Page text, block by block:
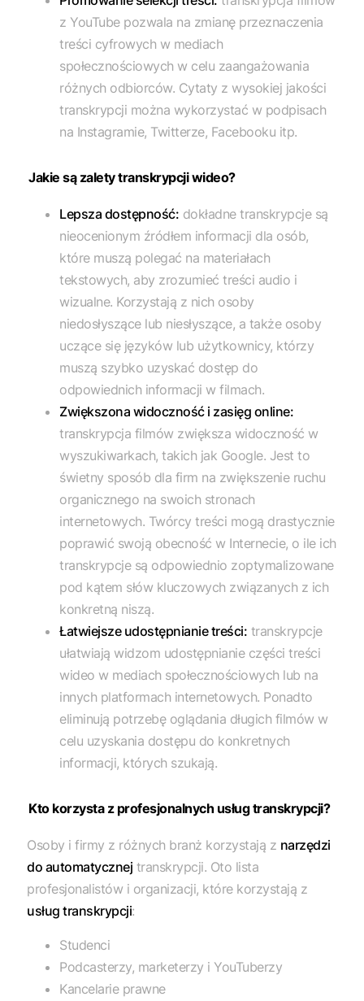
z YouTube pozwala na zmianę przeznaczenia
treści cyfrowych w mediach
społecznościowych w celu zaangażowania
różnych odbiorców. Cytaty z wysokiej jakości
transkrypcji można wykorzystać w podpisach
na Instagramie, Twitterze, Facebooku itp.
Jakie są zalety transkrypcji wideo?
Lepsza dostępność: dokładne transkrypcje są
nieocenionym źródłem informacji dla osób,
które muszą polegać na materiałach
tekstowych, aby zrozumieć treści audio i
wizualne. Korzystają z nich osoby
niedosłyszące lub niesłyszące, a także osoby
uczące się języków lub użytkownicy, którzy
muszą szybko uzyskać dostęp do
odpowiednich informacji w filmach.
Zwiększona widoczność i zasięg online:
transkrypcja filmów zwiększa widoczność w
wyszukiwarkach, takich jak Google. Jest to
świetny sposób dla firm na zwiększenie ruchu
organicznego na swoich stronach
internetowych. Twórcy treści mogą drastycznie
poprawić swoją obecność w Internecie, o ile ich
transkrypcje są odpowiednio zoptymalizowane
pod kątem słów kluczowych związanych z ich
konkretną niszą.
Łatwiejsze udostępnianie treści: transkrypcje
ułatwiają widzom udostępnianie części treści
wideo w mediach społecznościowych lub na
innych platformach internetowych. Ponadto
eliminują potrzebę oglądania długich filmów w
celu uzyskania dostępu do konkretnych
informacji, których szukają.
Kto korzysta z profesjonalnych usług transkrypcji?
Osoby i firmy z różnych branż korzystają z narzędzi
do automatycznej transkrypcji. Oto lista
profesjonalistów i organizacji, które korzystają z
usług transkrypcji:
Studenci
Podcasterzy, marketerzy i YouTuberzy
Kancelarie prawne